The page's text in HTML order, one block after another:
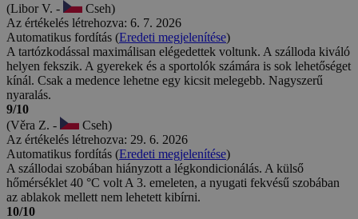
(Libor V. -
Cseh)
Az értékelés létrehozva: 6. 7. 2026
Automatikus fordítás (Eredeti megjelenítése)
A tartózkodással maximálisan elégedettek voltunk. A szálloda kiváló
helyen fekszik. A gyerekek és a sportolók számára is sok lehetőséget
kínál. Csak a medence lehetne egy kicsit melegebb. Nagyszerű
nyaralás.
9/10
(Věra Z. -
Cseh)
Az értékelés létrehozva: 29. 6. 2026
Automatikus fordítás (Eredeti megjelenítése)
A szállodai szobában hiányzott a légkondicionálás. A külső
hőmérséklet 40 °C volt A 3. emeleten, a nyugati fekvésű szobában
az ablakok mellett nem lehetett kibírni.
10/10